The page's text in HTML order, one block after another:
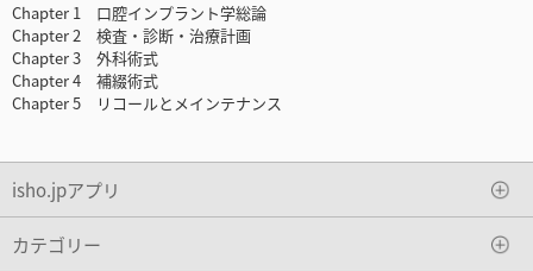
Chapter 1 口腔インプラント学総論
Chapter 2 検査・診断・治療計画
Chapter 3 外科術式
Chapter 4 補綴術式
Chapter 5 リコールとメインテナンス
isho.jpアプリ
カテゴリー